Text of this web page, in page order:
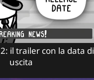
2: il trailer con la data di
uscita